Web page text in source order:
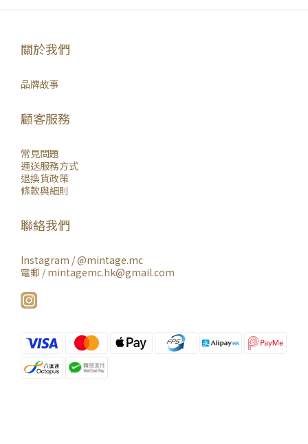
關於我們
品牌故事
顧客服務
常見問題
運送服務方式
退換貨政策
條款與細則
聯絡我們
Instagram /@mintage.mc
電郵 / mintagemc.hk@gmail.com